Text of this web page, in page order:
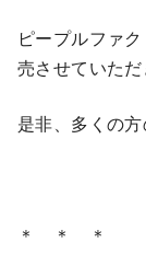
ピープルファ
売させていただ
是非、多くの
＊ ＊ ＊